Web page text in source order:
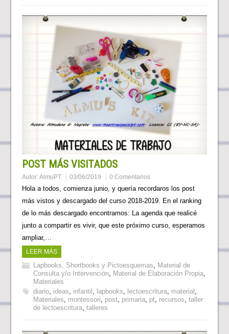
POST MÁS VISITADOS
Autor:AlmuPT 03/06/2019 0 Comentarios
Hola a todos, comienza junio, y quería recordaros los post
más vistos y descargado del curso 2018-2019. En el ranking
de lo más descargado encontramos: La agenda que realicé
junto a compartir es vivir, que este próximo curso, esperamos
ampliar,…
LEER MÁS
Lapbooks, Shortbooks y Pictoesquemas, Material de
Consulta y/o Intervención, Material de Elaboración Propia,
Materiales
diario, ideas, infantil , lapbooks, lectoescritura, material ,
Materiales, montessori, post, primaria, pt, recursos, taller
de lectoescritura, talleres